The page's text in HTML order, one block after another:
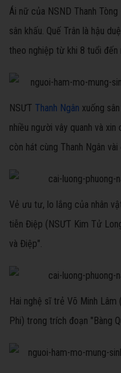
Ái nữ của NSND Thanh
sân khấu. Quế Trân là hậu
theo nghiệp từ khi 8 tuổi
NSƯT Thanh Ngân xuống
nhiều người vây quanh và
còn hát cùng Thanh Ngân vài
Vẻ ưu tư, lo lắng của nhân
tiễn Điệp (NSƯT Kim Tử
và Điệp".
Hai nghệ sĩ trẻ Võ Minh Lâm
Phi) trong trích đoạn "Bàng